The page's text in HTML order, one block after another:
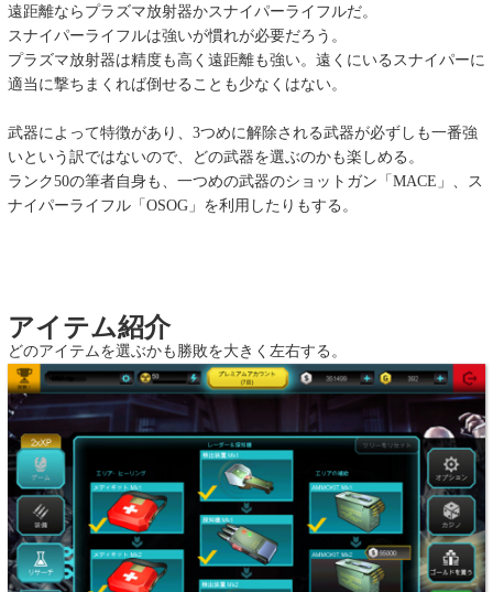
遠距離ならプラズマ放射器かスナイパーライフルだ。
スナイパーライフルは強いが慣れが必要だろう。
プラズマ放射器は精度も高く遠距離も強い。遠くにいるスナイパーに
適当に撃ちまくれば倒せることも少なくはない。
武器によって特徴があり、3つめに解除される武器が必ずしも一番強
いという訳ではないので、どの武器を選ぶのかも楽しめる。
ランク50の筆者自身も、一つめの武器のショットガン「MACE」、ス
ナイパーライフル「OSOG」を利用したりもする。
アイテム紹介
どのアイテムを選ぶかも勝敗を大きく左右する。